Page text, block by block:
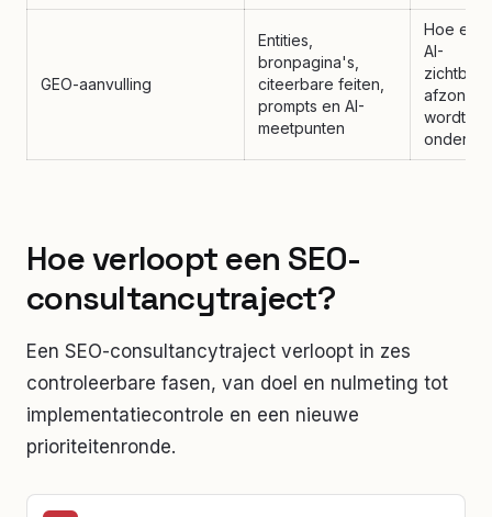
GEO-aanvulling
Entities,
bronpagina's,
citeerbare feiten,
prompts en AI-
meetpunten
Hoe
AI-
wordt
Hoe verloopt een SEO-
consultancytraject?
Een SEO-consultancytraject verloopt in zes
controleerbare fasen, van doel en nulmeting tot
implementatiecontrole en een nieuwe
prioriteitenronde.